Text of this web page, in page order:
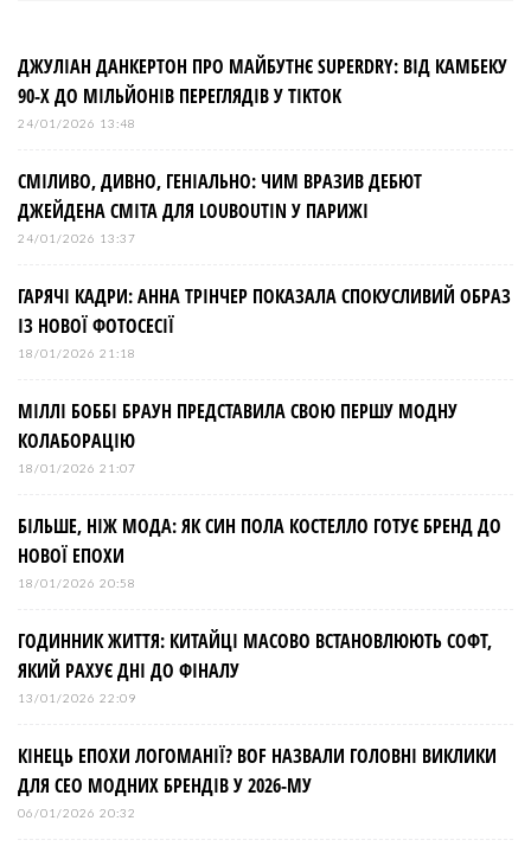
ДЖУЛІАН ДАНКЕРТОН ПРО МАЙБУТНЄ SUPERDRY: ВІД КАМБЕКУ
90-Х ДО МІЛЬЙОНІВ ПЕРЕГЛЯДІВ У TIKTOK
24/01/2026 13:48
СМІЛИВО, ДИВНО, ГЕНІАЛЬНО: ЧИМ ВРАЗИВ ДЕБЮТ
ДЖЕЙДЕНА СМІТА ДЛЯ LOUBOUTIN У ПАРИЖІ
24/01/2026 13:37
ГАРЯЧІ КАДРИ: АННА ТРІНЧЕР ПОКАЗАЛА СПОКУСЛИВИЙ ОБРАЗ
ІЗ НОВОЇ ФОТОСЕСІЇ
18/01/2026 21:18
МІЛЛІ БОББІ БРАУН ПРЕДСТАВИЛА СВОЮ ПЕРШУ МОДНУ
КОЛАБОРАЦІЮ
18/01/2026 21:07
БІЛЬШЕ, НІЖ МОДА: ЯК СИН ПОЛА КОСТЕЛЛО ГОТУЄ БРЕНД ДО
НОВОЇ ЕПОХИ
18/01/2026 20:58
ГОДИННИК ЖИТТЯ: КИТАЙЦІ МАСОВО ВСТАНОВЛЮЮТЬ СОФТ,
ЯКИЙ РАХУЄ ДНІ ДО ФІНАЛУ
13/01/2026 22:09
КІНЕЦЬ ЕПОХИ ЛОГОМАНІЇ? BOF НАЗВАЛИ ГОЛОВНІ ВИКЛИКИ
ДЛЯ СЕО МОДНИХ БРЕНДІВ У 2026-МУ
06/01/2026 20:32